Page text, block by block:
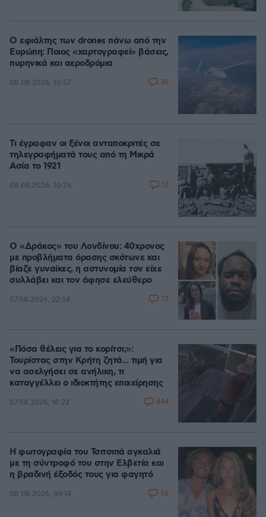
Ο εφιάλτης των drones πάνω από την
Ευρώπη: Ποιος «χαρτογραφεί» βάσεις,
πυρηνικά και αεροδρόμια
08.08.2026, 10:57 36
Τι έγραφαν οι ξένοι ανταποκριτές σε
τηλεγραφήματά τους από τη Μικρά
Ασία το 1921
08.08.2026, 10:26 12
Ο «Δράκος» του Λονδίνου: 40χρονος
με προβλήματα όρασης σκότωνε και
βίαζε γυναίκες, η αστυνομία τον είχε
συλλάβει και τον άφησε ελεύθερο
07.08.2026, 22:54 73
«Πόσα θέλεις για το κορίτσι;»:
Τουρίστας στην Κρήτη ζητά... τιμή για
να ασελγήσει σε ανήλικη, τι
καταγγέλλει ο ιδιοκτήτης επιχείρησης
07.08.2026, 18:22 444
Η φωτογραφία του Τσιτσιπά αγκαλιά
με τη σύντροφό του στην Ελβετία και
η βραδινή έξοδός τους για φαγητό
08.08.2026, 09:14 56